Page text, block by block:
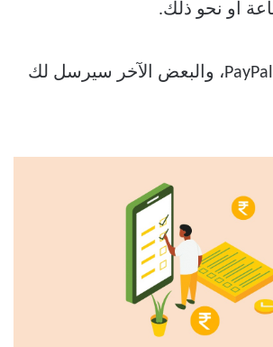
بعضها يدفع عبر PayPal، والبعض الآخر سيرسل لك